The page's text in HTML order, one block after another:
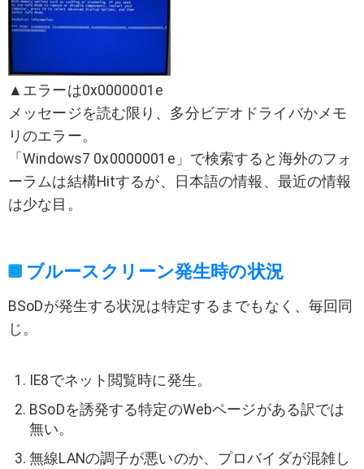
▲エラーは0x0000001e
メッセージを読む限り、多分ビデオドライバかメモ
リのエラー。
「Windows7 0x0000001e」で検索すると海外のフォ
ーラムは結構Hitするが、日本語の情報、最近の情報
は少な目。
ブルースクリーン発生時の状況
BSoDが発生する状況は特定するまでもなく、毎回同
じ。
IE8でネット閲覧時に発生。
BSoDを誘発する特定のWebページがある訳では
無い。
無線LANの調子が悪いのか、プロバイダが混雑し